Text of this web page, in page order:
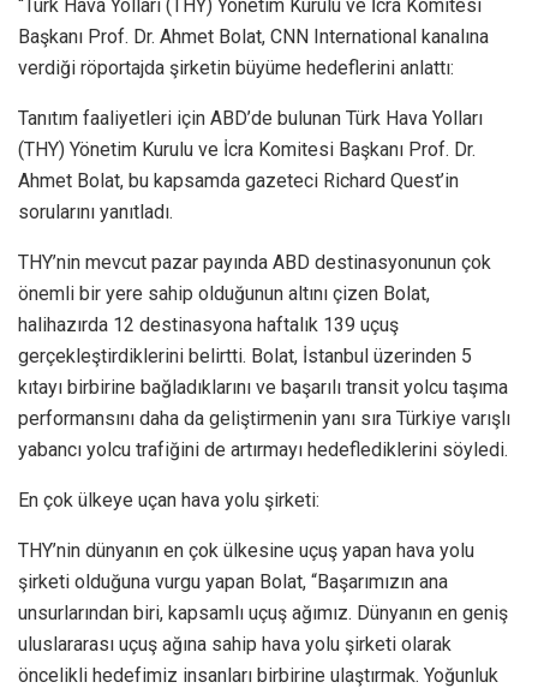
“Türk Hava Yolları (THY) Yönetim Kurulu ve İcra Komitesi
Başkanı Prof. Dr. Ahmet Bolat, CNN International kanalına
verdiği röportajda şirketin büyüme hedeflerini anlattı:
Tanıtım faaliyetleri için ABD’de bulunan Türk Hava Yolları
(THY) Yönetim Kurulu ve İcra Komitesi Başkanı Prof. Dr.
Ahmet Bolat, bu kapsamda gazeteci Richard Quest’in
sorularını yanıtladı.
THY’nin mevcut pazar payında ABD destinasyonunun çok
önemli bir yere sahip olduğunun altını çizen Bolat,
halihazırda 12 destinasyona haftalık 139 uçuş
gerçekleştirdiklerini belirtti. Bolat, İstanbul üzerinden 5
kıtayı birbirine bağladıklarını ve başarılı transit yolcu taşıma
performansını daha da geliştirmenin yanı sıra Türkiye varışlı
yabancı yolcu trafiğini de artırmayı hedeflediklerini söyledi.
En çok ülkeye uçan hava yolu şirketi:
THY’nin dünyanın en çok ülkesine uçuş yapan hava yolu
şirketi olduğuna vurgu yapan Bolat, “Başarımızın ana
unsurlarından biri, kapsamlı uçuş ağımız. Dünyanın en geniş
uluslararası uçuş ağına sahip hava yolu şirketi olarak
öncelikli hedefimiz insanları birbirine ulaştırmak. Yoğunluk